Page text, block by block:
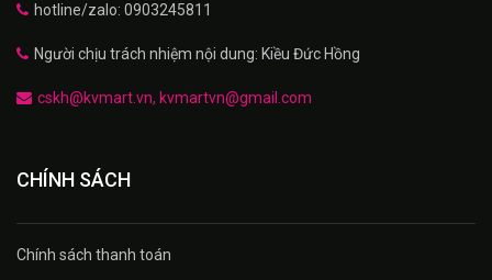
hotline/zalo: 0903245811
Người chịu trách nhiệm nội dung: Kiều Đức Hồng
cskh@kvmart.vn, kvmartvn@gmail.com
CHÍNH SÁCH
Chính sách thanh toán